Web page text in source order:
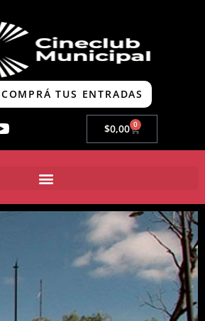
COMPRÁ TUS ENTRADAS
$0,00 0